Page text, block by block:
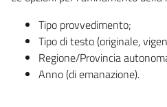
Tipo provvedimento;
Tipo di testo (originale,
Regione/Provincia
Anno (di emanazione).